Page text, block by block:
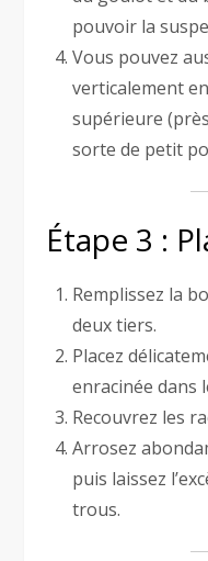
pouvoir la
Vous pouvez
verticalement
supérieure
sorte de petit
Étape 3 :
Remplissez la
deux tiers.
Placez
enracinée dans
Recouvrez les
Arrosez
puis laissez
trous.